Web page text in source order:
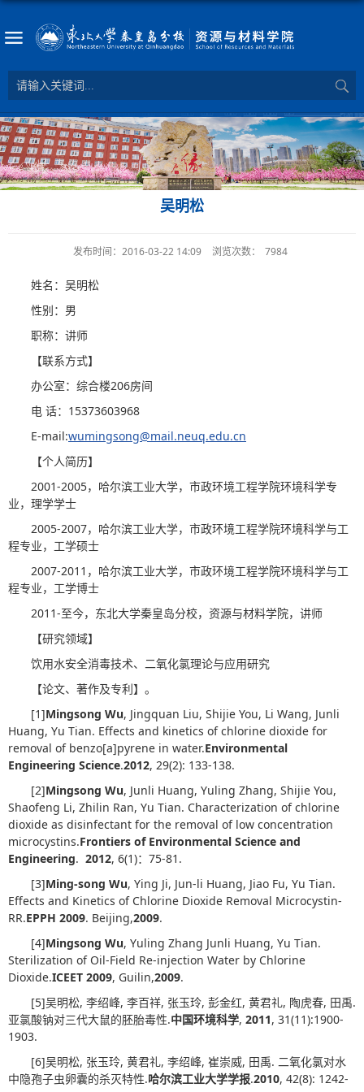
吴明松
发布时间：2016-03-22 14:09 浏览次数： 7984
姓名：吴明松
性别：男
职称：讲师
【联系方式】
办公室：综合楼206房间
电 话：15373603968
E-mail:wumingsong@mail.neuq.edu.cn
【个人简历】
2001-2005，哈尔滨工业大学，市政环境工程学院环境科学专
业，理学学士
2005-2007，哈尔滨工业大学，市政环境工程学院环境科学与工
程专业，工学硕士
2007-2011，哈尔滨工业大学，市政环境工程学院环境科学与工
程专业，工学博士
2011-至今，东北大学秦皇岛分校，资源与材料学院，讲师
【研究领域】
饮用水安全消毒技术、二氧化氯理论与应用研究
【论文、著作及专利】。
[1]Mingsong Wu, Jingquan Liu, Shijie You, Li Wang, Junli
Huang, Yu Tian. Effects and kinetics of chlorine dioxide for
removal of benzo[a]pyrene in water.Environmental
Engineering Science.2012, 29(2): 133-138.
[2]Mingsong Wu, Junli Huang, Yuling Zhang, Shijie You,
Shaofeng Li, Zhilin Ran, Yu Tian. Characterization of chlorine
dioxide as disinfectant for the removal of low concentration
microcystins.Frontiers of Environmental Science and
Engineering. 2012, 6(1)：75-81.
[3]Ming-song Wu, Ying Ji, Jun-li Huang, Jiao Fu, Yu Tian.
Effects and Kinetics of Chlorine Dioxide Removal Microcystin-
RR.EPPH 2009. Beijing,2009.
[4]Mingsong Wu, Yuling Zhang Junli Huang, Yu Tian.
Sterilization of Oil-Field Re-injection Water by Chlorine
Dioxide.ICEET 2009, Guilin,2009.
[5]吴明松, 李绍峰, 李百祥, 张玉玲, 彭金红, 黄君礼, 陶虎春, 田禹.
亚氯酸钠对三代大鼠的胚胎毒性.中国环境科学, 2011, 31(11):1900-
1903.
[6]吴明松, 张玉玲, 黄君礼, 李绍峰, 崔崇威, 田禹. 二氧化氯对水
中隐孢子虫卵囊的杀灭特性.哈尔滨工业大学学报.2010, 42(8): 1242-